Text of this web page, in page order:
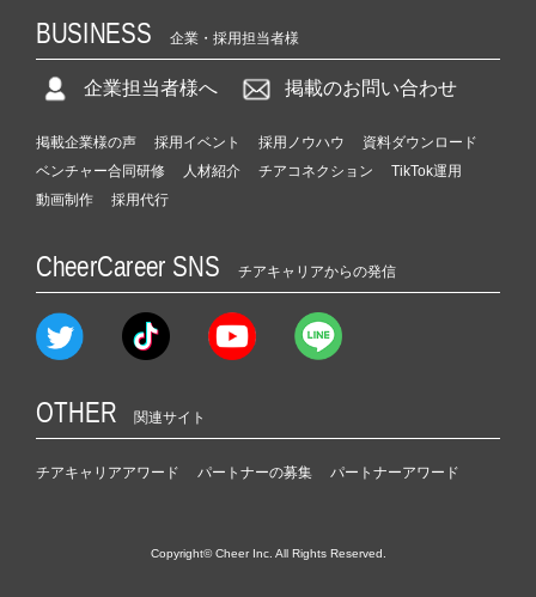
BUSINESS 企業・採用担当者様
企業担当者様へ 掲載のお問い合わせ
掲載企業様の声 採用イベント 採用ノウハウ
資料ダウンロード
ベンチャー合同研修
人材紹介 チアコネクション
TikTok運用
動画制作
採用代行
CheerCareer SNS チアキャリアからの発信
OTHER 関連サイト
チアキャリアアワード パートナーの募集 パートナーアワード
Copyright© Cheer Inc. All Rights Reserved.